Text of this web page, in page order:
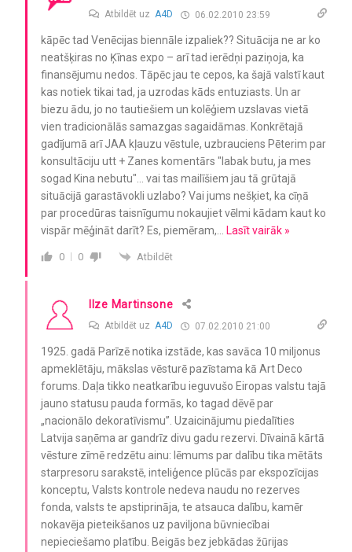
Atbildēt uz A4D 06.02.2010 23:59
kāpēc tad Venēcijas biennāle izpaliek?? Situācija ne ar ko
neatšķiras no Ķīnas expo – arī tad ierēdņi paziņoja, ka
finansējumu nedos. Tāpēc jau te cepos, ka šajā valstī kaut
kas notiek tikai tad, ja uzrodas kāds entuziasts. Un ar
biezu ādu, jo no tautiešiem un kolēģiem uzslavas vietā
vien tradicionālās samazgas sagaidāmas. Konkrētajā
gadījumā arī JAA kļauzu vēstule, uzbrauciens Pēterim par
konsultāciju utt + Zanes komentārs "labak butu, ja mes
sogad Kina nebutu"… vai tas mailīšiem jau tā grūtajā
situācijā garastāvokli uzlabo? Vai jums nešķiet, ka cīņā
par procedūras taisnīgumu nokaujiet vēlmi kādam kaut ko
vispār mēģināt darīt? Es, piemēram,
Lasīt vairāk »
0 0 Atbildēt
Ilze Martinsone
Atbildēt uz A4D 07.02.2010 21:00
1925. gadā Parīzē notika izstāde, kas savāca 10 miljonus
apmeklētāju, mākslas vēsturē pazīstama kā Art Deco
forums. Daļa tikko neatkarību ieguvušo Eiropas valstu tajā
jauno statusu pauda formās, ko tagad dēvē par
„nacionālo dekoratīvismu”. Uzaicinājumu piedalīties
Latvija saņēma ar gandrīz divu gadu rezervi. Dīvainā kārtā
vēsture zīmē redzētu ainu: lēmums par dalību tika mētāts
starpresoru sarakstē, inteliģence plūcās par ekspozīcijas
konceptu, Valsts kontrole nedeva naudu no rezerves
fonda, valsts te apstiprināja, te atsauca dalību, kamēr
nokavēja pieteikšanos uz paviljona būvniecībai
nepieciešamo platību. Beigās bez jebkādas žūrijas